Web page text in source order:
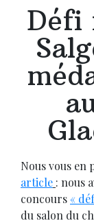
Défi
Nous vous en
article : nous
concours«
du salon du